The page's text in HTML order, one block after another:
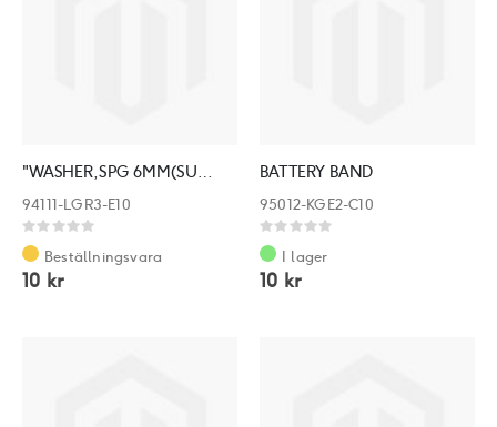
"WASHER,SPG 6MM(SUS 201)"
94111-LGR3-E10
Rating:
0%
Beställningsvara
10 kr
BATTERY BAND
95012-KGE2-C10
Rating:
0%
I lager
10 kr